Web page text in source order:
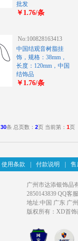
批发
￥1.76/条
No:100828163413
中国结观音树脂挂
饰，规格：38mm，
长度：120mm，中国
结饰品
￥1.76/条
30条 总页数： 2页 当前第： 1页
使用条款 付款说明 售
广州市达添银饰品
2850143839 QQ客
地址:中国 广东 广
版权所有：XD首